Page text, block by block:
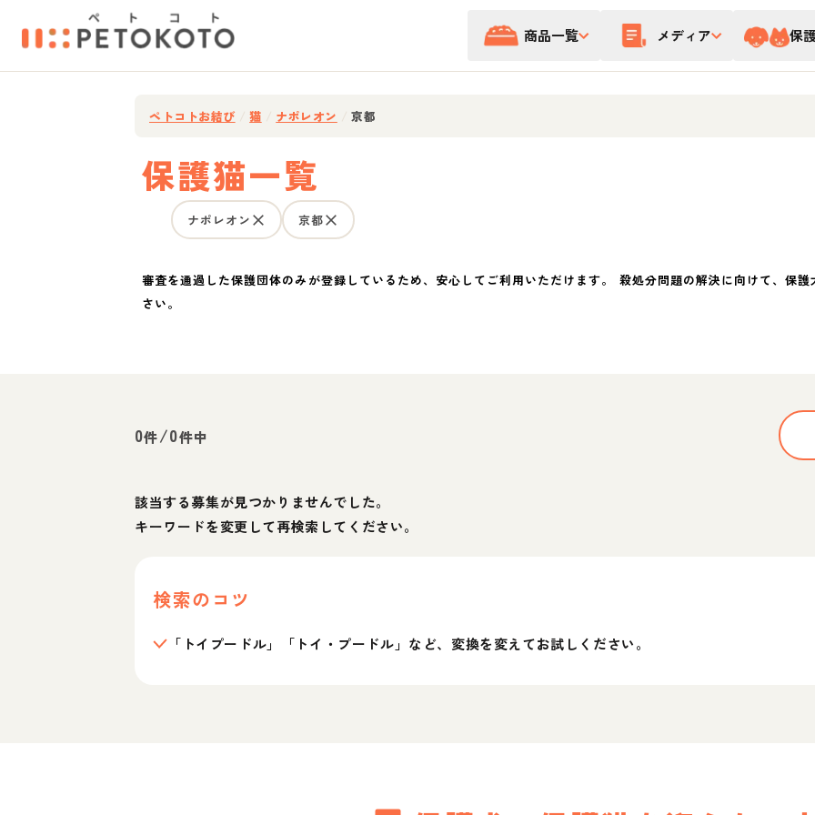
商品一覧 メディア 保
ペトコトお結び 猫 ナポレオン 京都
保護猫一覧
ナポレオン 京都
審査を通過した保護団体のみが登録しているため、安心してご利用いただけます。 殺処分問題の解決に向けて、保
さい。
0件/0件中
該当する募集が見つかりませんでした。
キーワードを変更して再検索してください。
検索のコツ
「トイプードル」「トイ・プードル」など、変換を変えてお試しください。